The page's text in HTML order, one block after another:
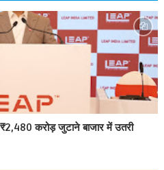
करोड़ जुटाने बाजार में उतरी